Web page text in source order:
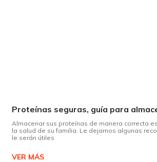
Almacenar sus proteínas de manera correcta
la salud de su familia. Le dejamos algunas
le serán útiles
VER MÁS